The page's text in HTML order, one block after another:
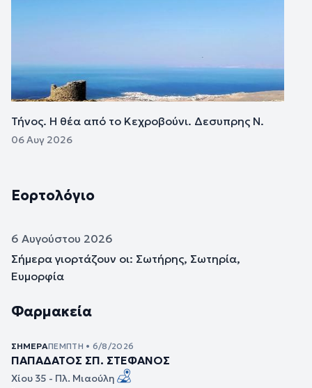
Τήνος. Η θέα από το Κεχροβούνι. Δεσυπρης Ν.
06 Αυγ 2026
Εορτολόγιο
6 Αυγούστου 2026
Σήμερα γιορτάζουν οι: Σωτήρης, Σωτηρία,
Ευμορφία
Φαρμακεία
ΣΉΜΕΡΑΠΈΜΠΤΗ • 6/8/2026
ΠΑΠΑΔΑΤΟΣ ΣΠ. ΣΤΕΦΑΝΟΣ
Χίου 35 - Πλ. Μιαούλη